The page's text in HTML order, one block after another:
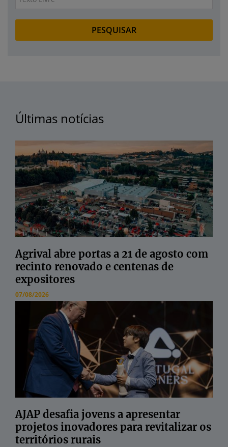
Últimas notícias
Agrival abre portas a 21 de agosto com
recinto renovado e centenas de
expositores
07/08/2026
AJAP desafia jovens a apresentar
projetos inovadores para revitalizar os
territórios rurais